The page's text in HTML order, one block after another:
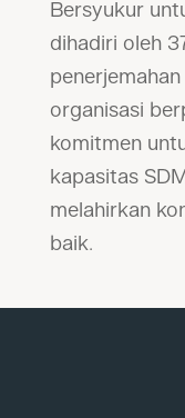
Bersyukur
dihadiri oleh
organisasi
komitmen
kapasitas
melahirkan
baik.